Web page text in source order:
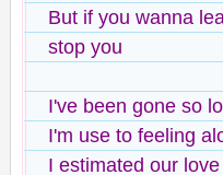
But if you wanna
stop you
I've been gone so
I'm use to feeling
I estimated our love